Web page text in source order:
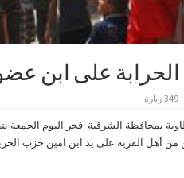
على ابن عضو
349 زيارة
بمحافظة الشرقية فجر اليوم الجمعة
من أهل القرية على يد ابن امين حزب